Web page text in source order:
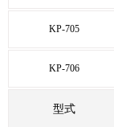
KP-705
KP-706
型式